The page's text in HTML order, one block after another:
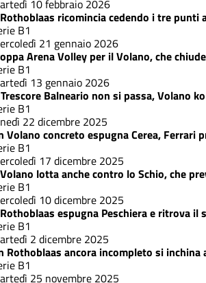
10 febbraio 2026
ricomincia cedendo i tre punti
B1
21 gennaio 2026
Arena Volley per il Volano, che
B1
13 gennaio 2026
Balneario non si passa, Volano
B1
22 dicembre 2025
Volano concreto espugna Cerea, Ferrari
B1
17 dicembre 2025
lotta anche contro lo Schio, che
B1
10 dicembre 2025
espugna Peschiera e ritrova il
B1
2 dicembre 2025
Rothoblaas ancora incompleto si inchina
B1
25 novembre 2025